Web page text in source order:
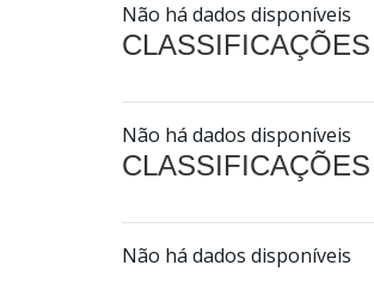
Não há dados disponíveis
Não há dados disponíveis
Não há dados disponíveis